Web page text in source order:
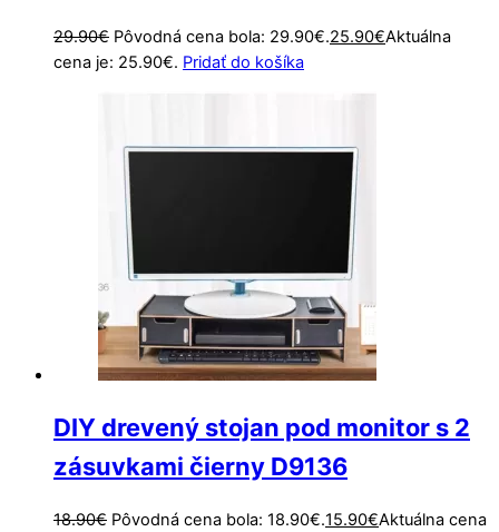
29.90€ Pôvodná cena bola: 29.90€.25.90€Aktuálna
cena je: 25.90€. Pridať do košíka
DIY drevený stojan pod monitor s 2
zásuvkami čierny D9136
18.90€ Pôvodná cena bola: 18.90€.15.90€Aktuálna cena